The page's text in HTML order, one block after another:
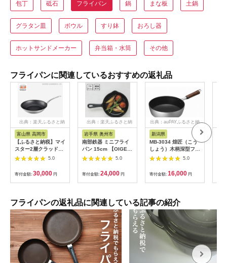
包丁 砥石 フライパン 鍋 まな板 土鍋
グラタン皿 ボウル すり鉢 おろし器
ホットサンドメーカー 弁当箱・水筒 その他
フライパンに関連しているおすすめの返礼品
出典：楽天ふるさと納
税
富山県 高岡市
【ふるさと納税】マイ
スター2層クラッドフ
ライパン30cm 民芸
品 工芸品 伝統技術 フ
ライパン 調理器具
FAD-0616
5.0
寄付金額: 30,000 円
出典：楽天ふるさと納
税
岩手県 奥州市
南部鉄器 ミニフライ
パン 15cm 【OIGEN
作】 伝統工芸品 鉄フ
ライパン キッチン用
品 食器 日用品 調理器
具 アウトドア キャン
プ用品
5.0
寄付金額: 24,000 円
出典：auPAYふるさと納
新潟県
MB-3034 煌匠（こう
しょう）木柄深型フラ
イパン24cm「和平フ
5.0
寄付金額: 16,000 円
フライパンの返礼品に関連している記事の紹介